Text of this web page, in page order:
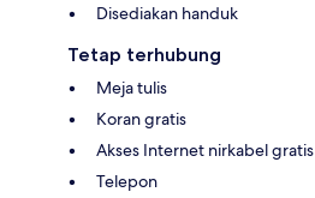
Disediakan handuk
Tetap terhubung
Meja tulis
Koran gratis
Akses Internet nirkabel gratis
Telepon